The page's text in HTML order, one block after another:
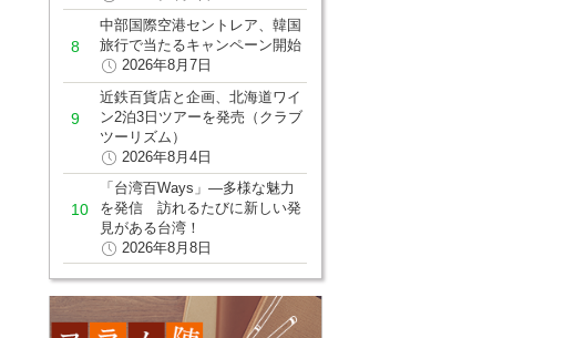
中部国際空港セントレア、韓国
旅行で当たるキャンペーン開始
2026年8月7日
近鉄百貨店と企画、北海道ワイ
ン2泊3日ツアーを発売（クラブ
ツーリズム）
2026年8月4日
「台湾百Ways」―多様な魅力
を発信 訪れるたびに新しい発
見がある台湾！
2026年8月8日